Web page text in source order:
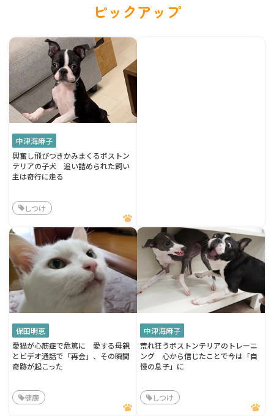
ピックアップ
中津海麻子
興奮し飛びつきかみまくるボストン
テリアの子犬 追い詰められた飼い
主は奇行に走る
しつけ
保田明恵
愛猫が心筋症で危篤に 愛する母親
とビデオ通話で「再会」、その瞬間
奇跡が起こった
健康
中津海麻子
荒れ狂うボストンテリアのトレーニ
ング 心から信じたことで今は「自
慢の息子」に
しつけ